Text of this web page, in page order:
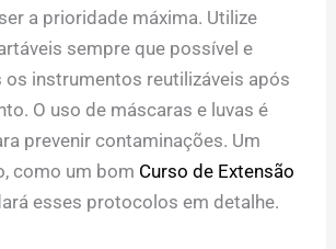
a prioridade máxima. Utilize
sempre que possível e
instrumentos reutilizáveis após
O uso de máscaras e luvas é
prevenir contaminações. Um
como um bom Curso de Extensão
esses protocolos em detalhe.